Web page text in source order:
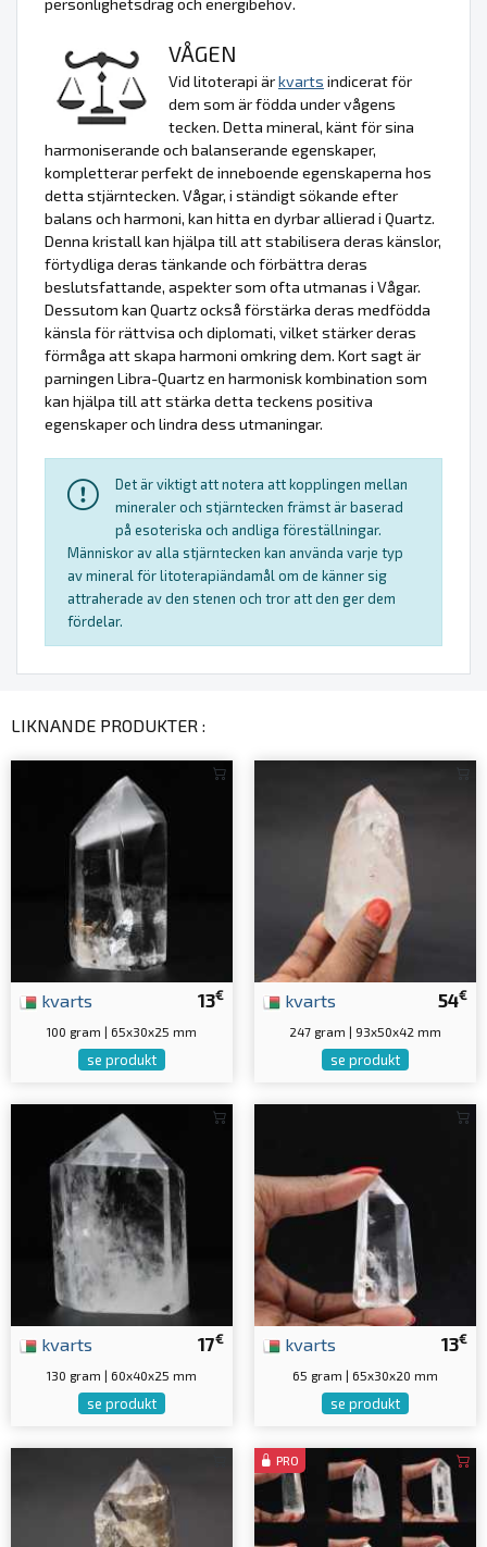
VÅGEN
Vid litoterapi ärkvarts indicerat för
dem som är födda under vågens
tecken. Detta mineral, känt för sina
harmoniserande och balanserande egenskaper,
kompletterar perfekt de inneboende egenskaperna hos
detta stjärntecken. Vågar, i ständigt sökande efter
balans och harmoni, kan hitta en dyrbar allierad i Quartz.
Denna kristall kan hjälpa till att stabilisera deras känslor,
förtydliga deras tänkande och förbättra deras
beslutsfattande, aspekter som ofta utmanas i Vågar.
Dessutom kan Quartz också förstärka deras medfödda
känsla för rättvisa och diplomati, vilket stärker deras
förmåga att skapa harmoni omkring dem. Kort sagt är
parningen Libra-Quartz en harmonisk kombination som
kan hjälpa till att stärka detta teckens positiva
egenskaper och lindra dess utmaningar.
Det är viktigt att notera att kopplingen mellan
mineraler och stjärntecken främst är baserad
på esoteriska och andliga föreställningar.
Människor av alla stjärntecken kan använda varje typ
av mineral för litoterapiändamål om de känner sig
attraherade av den stenen och tror att den ger dem
fördelar.
LIKNANDE PRODUKTER :
13€
kvarts
100 gram | 65x30x25 mm
se produkt
54€
kvarts
247 gram | 93x50x42 mm
se produkt
17€
kvarts
130 gram | 60x40x25 mm
se produkt
13€
kvarts
65 gram | 65x30x20 mm
se produkt
PRO